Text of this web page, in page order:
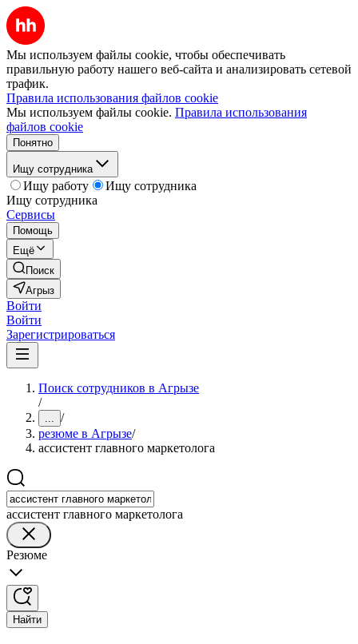
Мы используем файлы cookie, чтобы обеспечивать
правильную работу нашего веб-сайта и анализировать сетевой
трафик.
Правила использования файлов cookie
Мы используем файлы cookie. Правила использования
файлов cookie
Понятно
Ищу сотрудника
Ищу работу
Ищу сотрудника
Ищу сотрудника
Сервисы
Помощь
Ещё
Поиск
Агрыз
Войти
Войти
Зарегистрироваться
Поиск сотрудников в Агрызе
/
... /
резюме в Агрызе/
ассистент главного маркетолога
ассистент главного маркетолога
Резюме
Найти